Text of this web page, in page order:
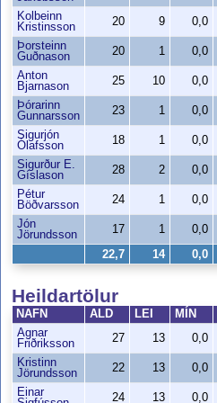
Heildartölur
NAFN ALD LEI MÍN
Agnar
Friðriksson
27 13 0,0
Kristinn
Jörundsson
22 13 0,0
Einar
24 13 0,0
Kolbeinn
Kristinsson
20 9 0,0
Þorsteinn
Guðnason
20 1 0,0
Anton
Bjarnason
25 10 0,0
Þórarinn
Gunnarsson
23 1 0,0
Sigurjón
Ólafsson
18 1 0,0
Sigurður E.
Gíslason
28 2 0,0
Pétur
Böðvarsson
24 1 0,0
Jón
Jörundsson
17 1 0,0
22,7 14 0,0